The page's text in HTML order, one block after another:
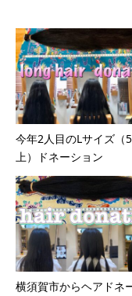
今年2人目のLサイズ（
上）ドネーション
横須賀市からヘアドネ